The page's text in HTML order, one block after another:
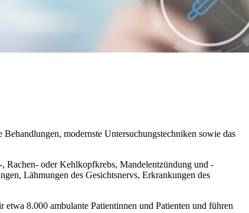
modernste Untersuchungstechniken sowie das
Rachen- oder Kehlkopfkrebs, Mandelentzündung und -
Lähmungen des Gesichtsnervs, Erkrankungen des
8.000 ambulante Patientinnen und Patienten und führen